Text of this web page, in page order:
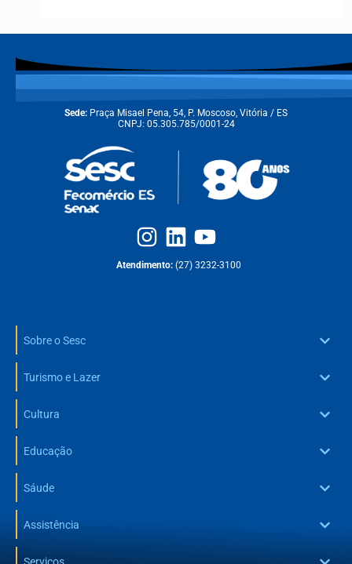
Sede: Praça Misael Pena, 54, P. Moscoso, Vitória / ES
CNPJ: 05.305.785/0001-24
Atendimento: (27) 3232-3100
Sobre o Sesc
Turismo e Lazer
Cultura
Educação
Sáude
Assistência